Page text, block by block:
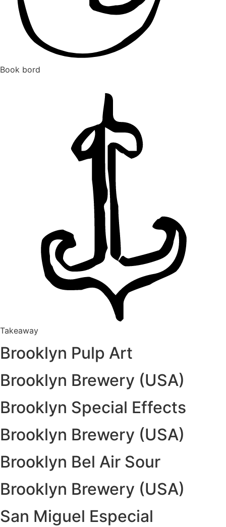
Book bord
Takeaway
Brooklyn Pulp Art
Brooklyn Brewery (USA)
Brooklyn Special Effects
Brooklyn Brewery (USA)
Brooklyn Bel Air Sour
Brooklyn Brewery (USA)
San Miguel Especial